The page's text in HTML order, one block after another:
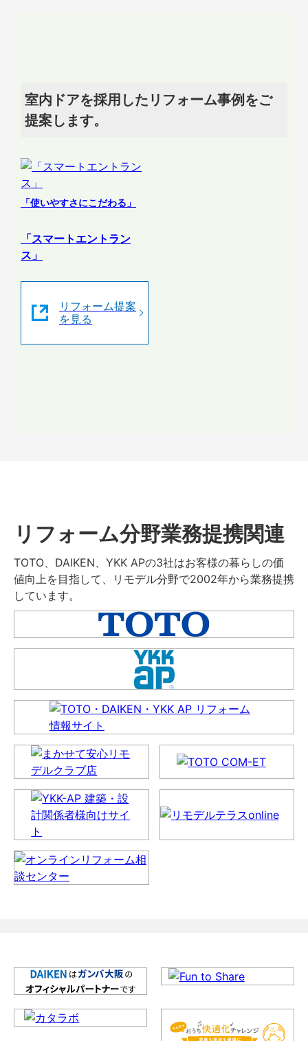
室内ドアを採用したリフォーム事例をご
提案します。
「使いやすさにこだわる」
「スマートエントラン
ス」
リフォーム提案
を見る
リフォーム分野業務提携関連
TOTO、DAIKEN、YKK APの3社はお客様の暮らしの価
値向上を目指して、リモデル分野で2002年から業務提携
しています。